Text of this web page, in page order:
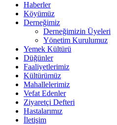
Haberler
Köyümüz
Derneğimiz
Derneğimizin Üyeleri
Yönetim Kurulumuz
Yemek Kültürü
Düğünler
Faaliyetlerimiz
Kültürümüz
Mahallelerimiz
Vefat Edenler
Ziyaretçi Defteri
Hastalarımız
İletişim